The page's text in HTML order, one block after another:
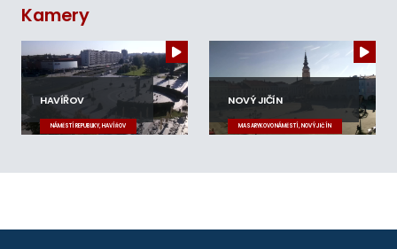
Kamery
HAVÍŘOV
NÁMĚSTÍ REPUBLIKY, HAVÍŘOV
NOVÝ JIČÍN
MASARYKOVO NÁMĚSTÍ, NOVÝ JIČÍN